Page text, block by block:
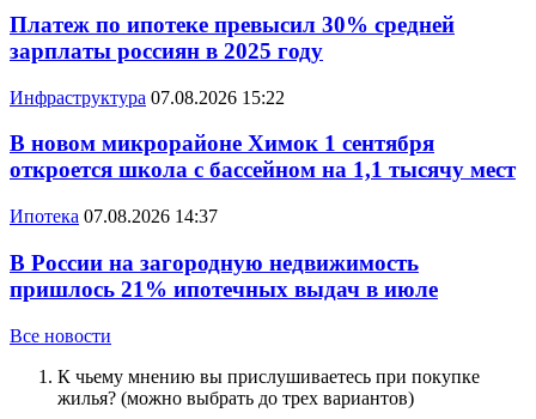
Платеж по ипотеке превысил 30% средней
зарплаты россиян в 2025 году
Инфраструктура 07.08.2026 15:22
В новом микрорайоне Химок 1 сентября
откроется школа с бассейном на 1,1 тысячу мест
Ипотека 07.08.2026 14:37
В России на загородную недвижимость
пришлось 21% ипотечных выдач в июле
Все новости
К чьему мнению вы прислушиваетесь при покупке
жилья? (можно выбрать до трех вариантов)